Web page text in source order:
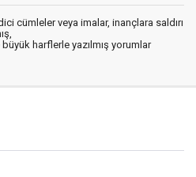
cümleler veya imalar, inançlara saldırı
harflerle yazılmış yorumlar